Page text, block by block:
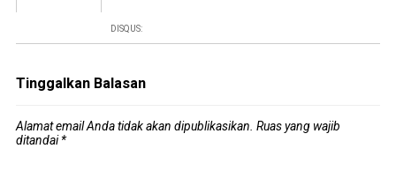
DISQUS:
Tinggalkan Balasan
Alamat email Anda tidak akan dipublikasikan. Ruas yang wajib
ditandai*